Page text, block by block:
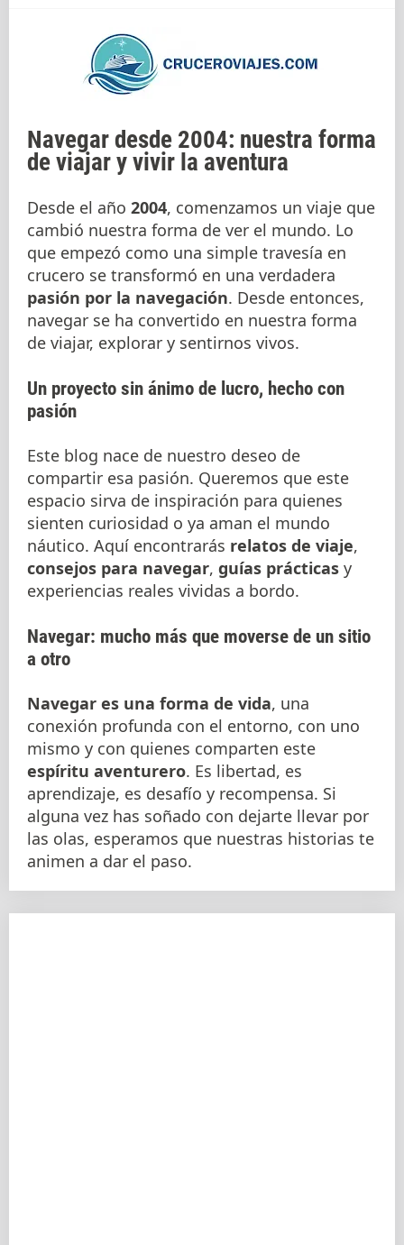
Navegar desde 2004: nuestra forma
de viajar y vivir la aventura
Desde el año 2004, comenzamos un viaje que
cambió nuestra forma de ver el mundo. Lo
que empezó como una simple travesía en
crucero se transformó en una verdadera
pasión por la navegación. Desde entonces,
navegar se ha convertido en nuestra forma
de viajar, explorar y sentirnos vivos.
Un proyecto sin ánimo de lucro, hecho con
pasión
Este blog nace de nuestro deseo de
compartir esa pasión. Queremos que este
espacio sirva de inspiración para quienes
sienten curiosidad o ya aman el mundo
náutico. Aquí encontrarás relatos de viaje,
consejos para navegar, guías prácticas y
experiencias reales vividas a bordo.
Navegar: mucho más que moverse de un sitio
a otro
Navegar es una forma de vida, una
conexión profunda con el entorno, con uno
mismo y con quienes comparten este
espíritu aventurero. Es libertad, es
aprendizaje, es desafío y recompensa. Si
alguna vez has soñado con dejarte llevar por
las olas, esperamos que nuestras historias te
animen a dar el paso.